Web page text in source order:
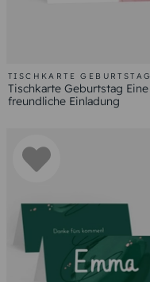
TISCHKARTE GEBURTSTAG
Tischkarte Geburtstag Eine
freundliche Einladung